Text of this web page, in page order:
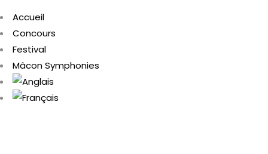
Accueil
Concours
Festival
Mâcon Symphonies